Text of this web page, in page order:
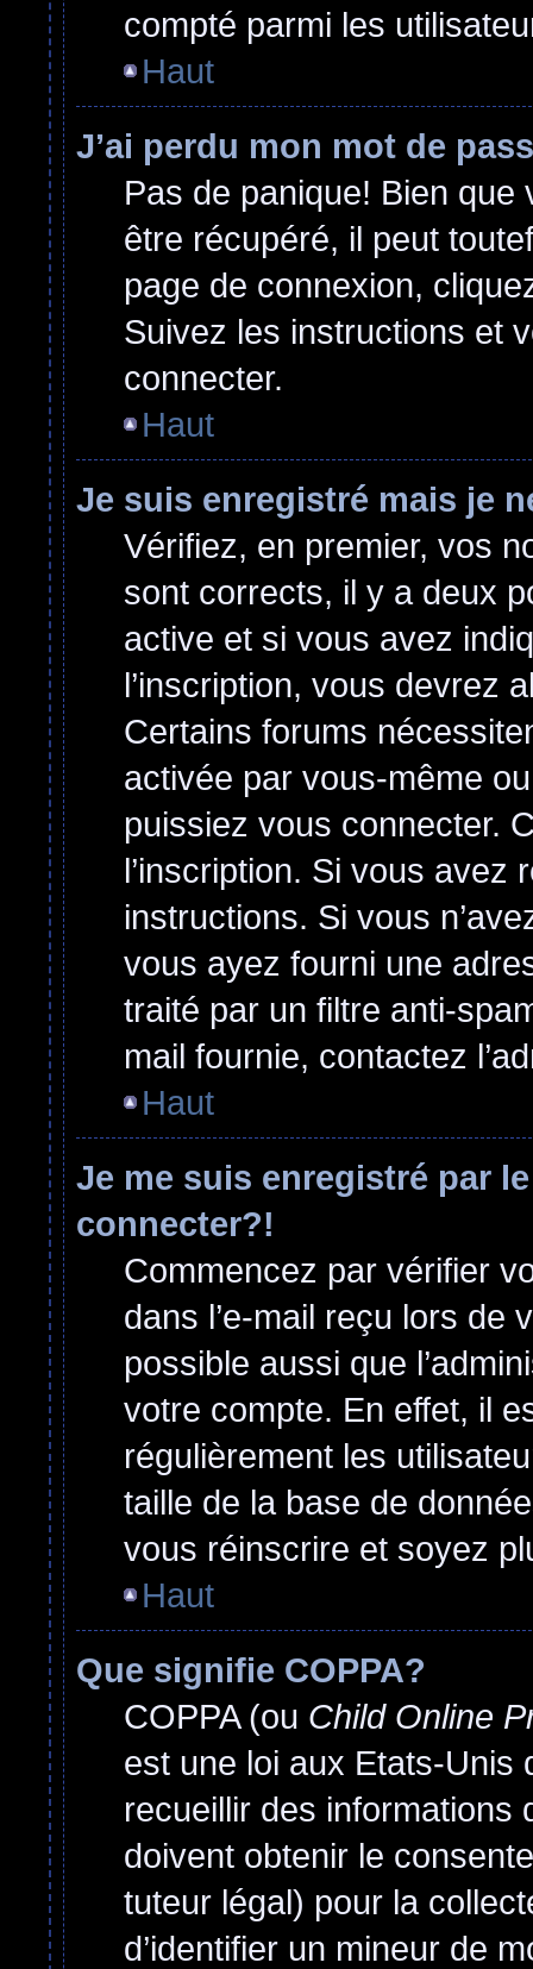
compté parmi les
Haut
J’ai perdu mon mot de
Pas de panique! Bien
être récupéré, il peut
page de connexion,
Suivez les instructions et
connecter.
Haut
Je suis enregistré mais je
Vérifiez, en premier, vos
sont corrects, il y a deux
active et si vous avez
l’inscription, vous devrez
Certains forums
activée par vous-même
puissiez vous connecter.
l’inscription. Si vous avez
instructions. Si vous
vous ayez fourni une
traité par un filtre anti-
mail fournie, contactez
Haut
Je me suis enregistré par
connecter?!
Commencez par vérifier
dans l’e-mail reçu lors de
possible aussi que
votre compte. En effet, il
régulièrement les
taille de la base de
vous réinscrire et soyez
Haut
Que signifie COPPA?
COPPA (ou Child Online
est une loi aux Etats-Unis
recueillir des informations
doivent obtenir le
tuteur légal) pour la
d’identifier un mineur de